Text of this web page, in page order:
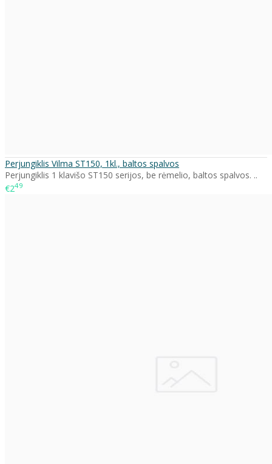
Perjungiklis Vilma ST150, 1kl., baltos spalvos
Perjungiklis 1 klavišo ST150 serijos, be rėmelio, baltos spalvos. ..
€249